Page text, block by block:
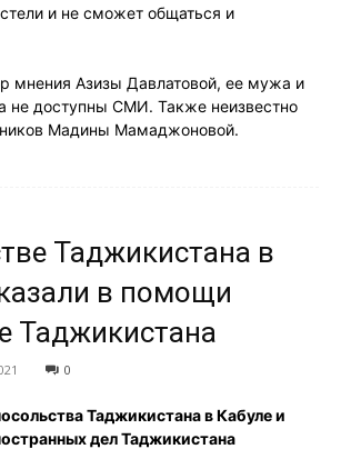
и не сможет общаться и
мнения Азизы Давлатовой, ее мужа и
не доступны СМИ. Также неизвестно
Мадины Мамаджоновой.
Таджикистана в
в помощи
Таджикистана
0
Таджикистана в Кабуле и
дел Таджикистана